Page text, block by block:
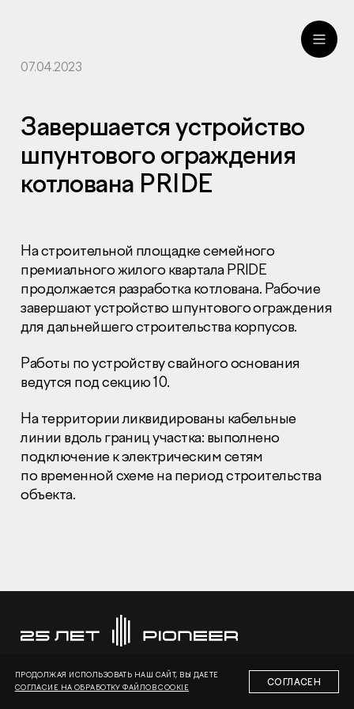
Раскрытие информации
Правовая информация
Сообщить о коррупции
Заказать звонок
© 2001-2026 Компания «Пионер»
07.04.2023
Завершается устройство
шпунтового ограждения
котлована PRIDE
На строительной площадке семейного
премиального жилого квартала PRIDE
продолжается разработка котлована. Рабочие
завершают устройство шпунтового ограждения
для дальнейшего строительства корпусов.
Работы по устройству свайного основания
ведутся под секцию 10.
На территории ликвидированы кабельные
линии вдоль границ участка: выполнено
подключение к электрическим сетям
по временной схеме на период строительства
объекта.
ПРОДОЛЖАЯ ИСПОЛЬЗОВАТЬ НАШ САЙТ, ВЫ ДАЕТЕ
СОГЛАСИЕ НА ОБРАБОТКУ ФАЙЛОВ COOKIE
СОГЛАСЕН